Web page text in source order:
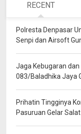
RECENT
Polresta Denpasar
Senpi dan Airsoft
Jaga Kebugaran
083/Baladhika Jaya
Prihatin Tingginya
Pasuruan Gelar